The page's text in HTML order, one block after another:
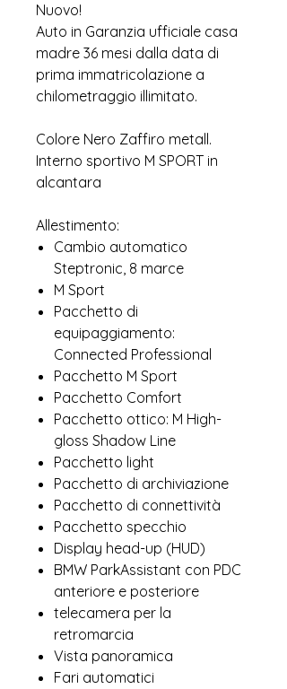
Nuovo!
Auto in Garanzia ufficiale casa
madre 36 mesi dalla data di
prima immatricolazione a
chilometraggio illimitato.
Colore Nero Zaffiro metall.
Interno sportivo M SPORT in
alcantara
Allestimento:
Cambio automatico
Steptronic, 8 marce
M Sport
Pacchetto di
equipaggiamento:
Connected Professional
Pacchetto M Sport
Pacchetto Comfort
Pacchetto ottico: M High-
gloss Shadow Line
Pacchetto light
Pacchetto di archiviazione
Pacchetto di connettività
Pacchetto specchio
Display head-up (HUD)
BMW ParkAssistant con PDC
anteriore e posteriore
telecamera per la
retromarcia
Vista panoramica
Fari automatici